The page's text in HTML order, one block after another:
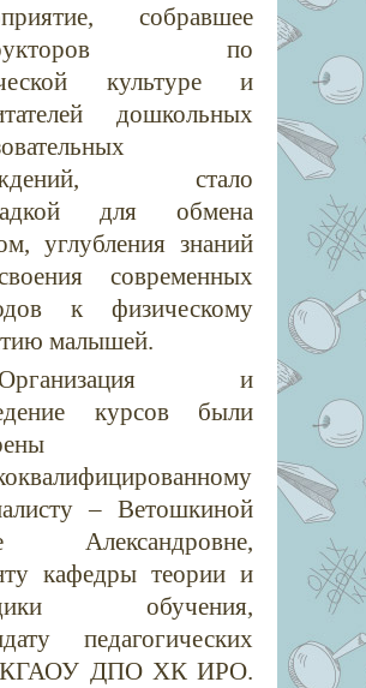
собравшее
по
культуре и
дошкольных
стало
для обмена
углубления знаний
современных
к физическому
малышей.
и
курсов были
– Ветошкиной
Александровне,
кафедры теории и
обучения,
педагогических
КГАОУ ДПО ХК ИРО.